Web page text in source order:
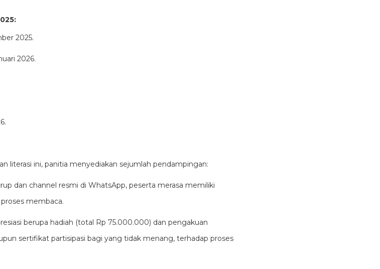
2025.
2026.
literasi ini, panitia menyediakan sejumlah pendampingan:
dan channel resmi di WhatsApp, peserta merasa memiliki
membaca.
berupa hadiah (total Rp 75.000.000) dan pengakuan
sertifikat partisipasi bagi yang tidak menang, terhadap proses